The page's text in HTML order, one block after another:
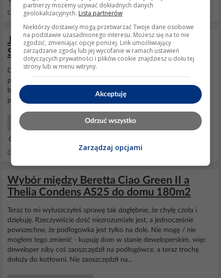
Odpowiedzi: 2 Wyświetleń: 2073
Jak naprawić miganie wyświetlacza w
Saunier Duval Thelia Condens 25?
Odłącz całkiem programator, a sam kocioł podłącz np.
przedłużaczem z zupełnie innego gniazda (zabezpieczonego innym
bezpiecznikiem). Oczywiście zachowując fazowość - czyli użyć
przedłużacza z tzw. "bolcem" czyli z uziemieniem
Systemy Grzewcze Serwis
Odpowiedzi: 8 Wyświetleń: 2793
Wybór między Beretta Ciao Green II a
Thelia Condens AS25 do domu 180m2
Teraz to mi wyłuszczyłeś sprawę tak dogłębnie, że chylę czoła i
dziękuję. Rzeczywiście dość niezrozumiałe jest, a jednocześnie
powszechne, że podłogowka jest tylko na dole. Nie mogę / nie
mogłem tego zmienić - kupuję dom w stanie deweloperskim, więc
deweloper niby coś zaoszczędził na podłogówce, a teraz trochę
dołoży do kotłowni. Nie zaoszczędził na...
partnerzy możemy używać dokładnych danych
geolokalizacyjnych. Lista partnerów
Niektórzy dostawcy mogą przetwarzać Twoje dane osobowe
na podstawie uzasadnionego interesu. Możesz się na to nie
zgodzić, zmieniając opcje poniżej. Link umożliwiający
zarządzanie zgodą lub jej wycofanie w ramach ustawień
dotyczących prywatności i plików cookie znajdziesz u dołu tej
strony lub w menu witryny.
Akceptuję
Odrzuć wszystko
Zarządzaj opcjami